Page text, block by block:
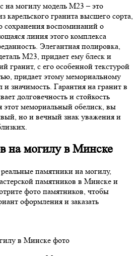
на могилу модель М23 – это
карельского гранита высшего сорта,
сохранения воспоминаний о
линия этого комплекса
Элегантная полировка,
М23, придает ему блеск и
гранит, с его особенной текстурой
придает этому мемориальному
значимость. Гарантия на гранит в
долговечность и стойкость
мемориальный обелиск, вы
но и вечный знак уважения и
на могилу в Минске
памятники на могилу,
памятников в Минске и
фото памятников, чтобы
оформления и заказать